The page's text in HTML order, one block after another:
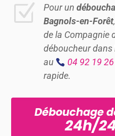
Z Pour un
Bagnols-en-Forêt
de la Compagnie
déboucheur dans
au
04 92 19
rapide.
Débouchage
24h/